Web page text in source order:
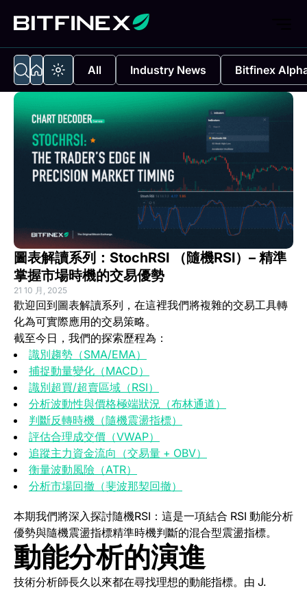
All Industry News Bitfinex
圖表解讀系列：StochRSI （隨機RSI）– 精準
掌握市場時機的交易優勢
21 10 月, 2025
歡迎回到圖表解讀系列，在這裡我們將複雜的交易工具轉
化為可實際應用的交易策略。
截至今日，我們的探索歷程為：
識別趨勢（SMA/EMA）
捕捉動量變化（MACD）
識別超買/超賣區域（RSI）
分析波動性與價格極端狀況（布林通道）
判斷反轉時機（隨機震盪指標）
評估合理成交價（VWAP）
追蹤主力資金流向（交易量 + OBV）
衡量波動風險（ATR）
分析市場回撤（斐波那契回撤）
本期我們將深入探討隨機RSI：這是一項結合 RSI 動能分析
優勢與隨機震盪指標精準時機判斷的混合型震盪指標。
動能分析的演進
技術分析師長久以來都在尋找理想的動能指標。由 J.